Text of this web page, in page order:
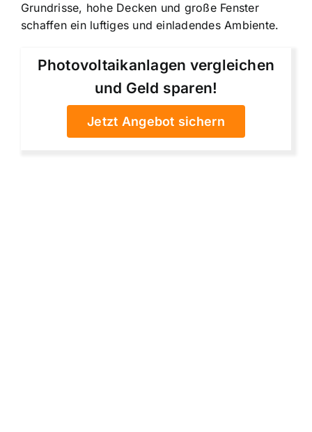
Grundrisse, hohe Decken und große Fenster
schaffen ein luftiges und einladendes Ambiente.
Photovoltaikanlagen vergleichen
und Geld sparen!
Jetzt Angebot sichern